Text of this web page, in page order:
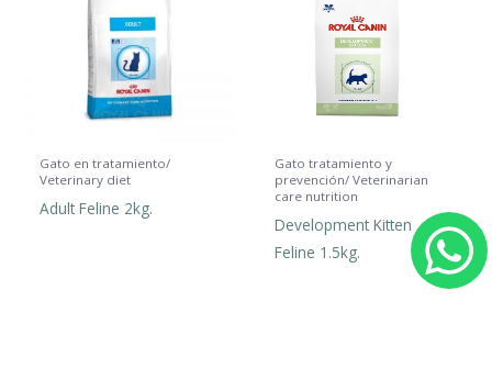
Gato en tratamiento/
Veterinary diet
Adult Feline 2kg.
Gato tratamiento y
prevención/ Veterinarian
care nutrition
Development Kitten
Feline 1.5kg.
h